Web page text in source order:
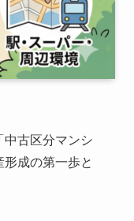
古区分マンシ
成の第一歩と